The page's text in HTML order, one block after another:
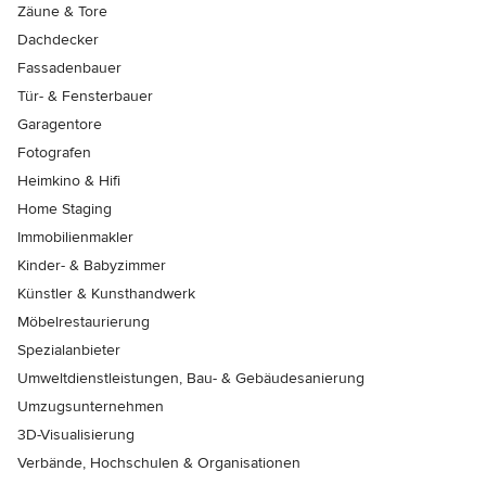
Zäune & Tore
Dachdecker
Fassadenbauer
Tür- & Fensterbauer
Garagentore
Fotografen
Heimkino & Hifi
Home Staging
Immobilienmakler
Kinder- & Babyzimmer
Künstler & Kunsthandwerk
Möbelrestaurierung
Spezialanbieter
Umweltdienstleistungen, Bau- & Gebäudesanierung
Umzugsunternehmen
3D-Visualisierung
Verbände, Hochschulen & Organisationen